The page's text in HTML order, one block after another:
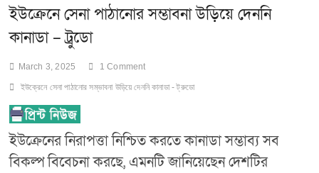
ইউক্রেনে সেনা পাঠানোর সম্ভাবনা উড়িয়ে দেননি
কানাডা – ট্রুডো
March 3, 2025 1 Comment
ইউক্রেনে সেনা পাঠানোর সম্ভাবনা উড়িয়ে দেননি কানাডা - ট্রুডো
ইউক্রেনের নিরাপত্তা নিশ্চিত করতে কানাডা সম্ভাব্য সব
বিকল্প বিবেচনা করছে, এমনটি জানিয়েছেন দেশটির